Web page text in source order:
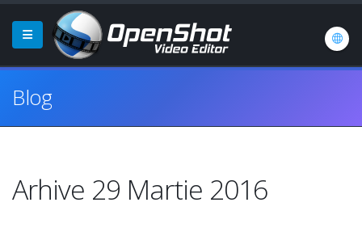
Blog
Arhive 29 Martie 2016